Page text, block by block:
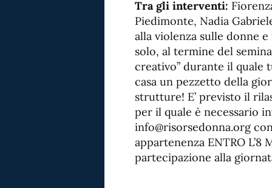
Tra gli interventi:
Piedimonte, Nadia
alla violenza sulle donne
solo, al termine del
creativo” durante il
casa un pezzetto della
strutture! E’ previsto il
per il quale è necessario
info@risorsedonna.org
appartenenza ENTRO L’8
partecipazione alla